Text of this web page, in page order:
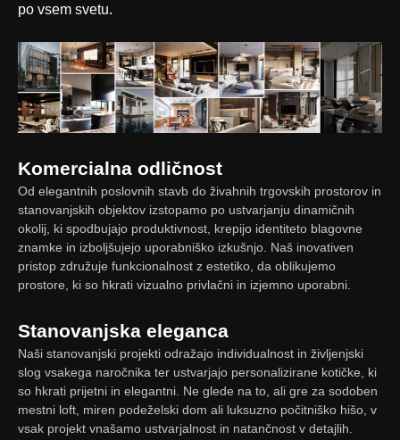
po vsem svetu.
Komercialna odličnost
Od elegantnih poslovnih stavb do živahnih trgovskih prostorov in
stanovanjskih objektov izstopamo po ustvarjanju dinamičnih
okolij, ki spodbujajo produktivnost, krepijo identiteto blagovne
znamke in izboljšujejo uporabniško izkušnjo. Naš inovativen
pristop združuje funkcionalnost z estetiko, da oblikujemo
prostore, ki so hkrati vizualno privlačni in izjemno uporabni.
Stanovanjska eleganca
Naši stanovanjski projekti odražajo individualnost in življenjski
slog vsakega naročnika ter ustvarjajo personalizirane kotičke, ki
so hkrati prijetni in elegantni. Ne glede na to, ali gre za sodoben
mestni loft, miren podeželski dom ali luksuzno počitniško hišo, v
vsak projekt vnašamo ustvarjalnost in natančnost v detajlih.